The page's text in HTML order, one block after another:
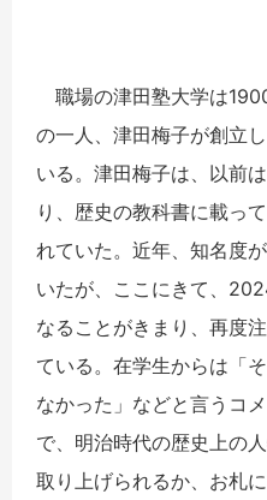
職場の津田塾大学は
の一人、津田梅子が創立
いる。津田梅子は、以前
り、歴史の教科書に載っ
れていた。近年、知名度
いたが、ここにきて、
なることがきまり、再度
ている。在学生からは「
なかった」などと言うコ
で、明治時代の歴史上の
取り上げられるか、お札